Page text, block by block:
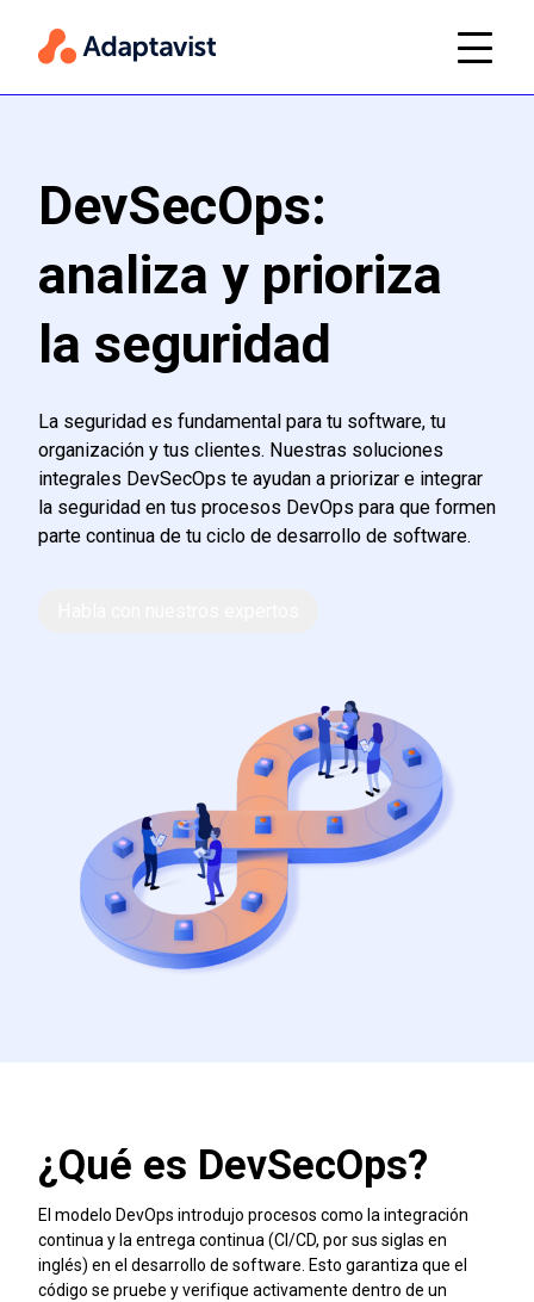
DevSecOps:
analiza y prioriza
la seguridad
La seguridad es fundamental para tu software, tu
organización y tus clientes. Nuestras soluciones
integrales DevSecOps te ayudan a priorizar e integrar
la seguridad en tus procesos DevOps para que formen
parte continua de tu ciclo de desarrollo de software.
¿Qué es DevSecOps?
El modelo DevOps introdujo procesos como la integración
continua y la entrega continua (CI/CD, por sus siglas en
inglés) en el desarrollo de software. Esto garantiza que el
código se pruebe y verifique activamente dentro de un